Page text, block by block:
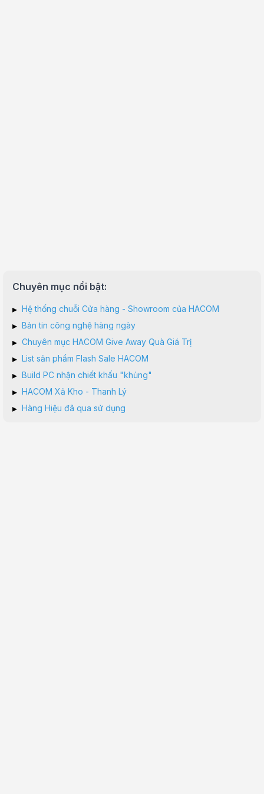
Chuyên mục nổi bật:
▸ Hệ thống chuỗi Cửa hàng - Showroom của HACOM
▸ Bản tin công nghệ hàng ngày
▸ Chuyên mục HACOM Give Away Quà Giá Trị
▸ List sản phẩm Flash Sale HACOM
▸ Build PC nhận chiết khấu "khủng"
▸ HACOM Xả Kho - Thanh Lý
▸ Hàng Hiệu đã qua sử dụng